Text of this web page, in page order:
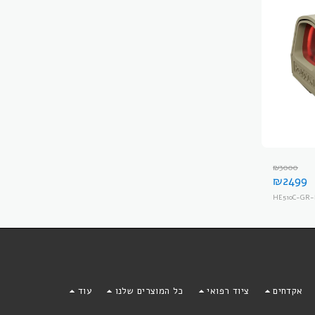
₪3000
₪2499
HE510C-GR-
אקדחים ציוד רפואי כל המוצרים שלנו עוד